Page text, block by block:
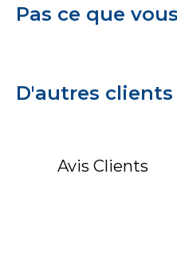
Pas ce que
D'autres
Avis Clients